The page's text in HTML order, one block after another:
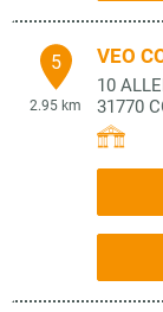
5
2.95 km
VEO
10
31770